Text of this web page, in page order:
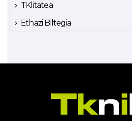
TKlitatea
Ethazi Biltegia